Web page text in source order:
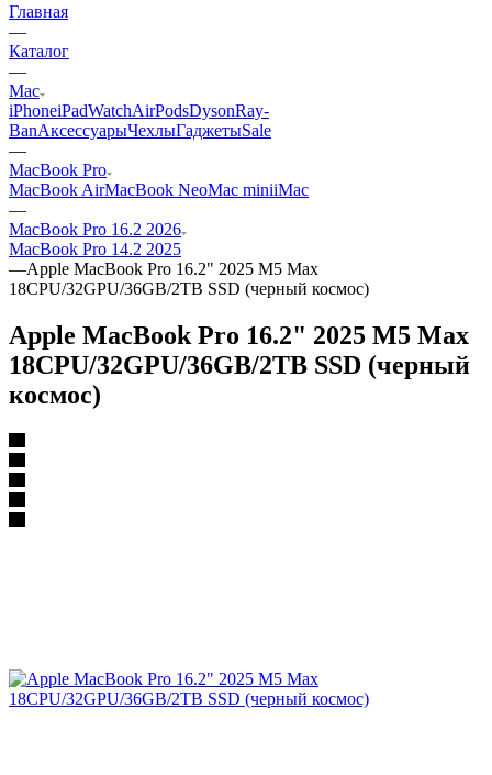
Главная
—
Каталог
—
Mac
iPhoneiPadWatchAirPodsDysonRay-
BanАксессуарыЧехлыГаджетыSale
—
MacBook Pro
MacBook AirMacBook NeoMac miniiMac
—
MacBook Pro 16.2 2026
MacBook Pro 14.2 2025
—Apple MacBook Pro 16.2" 2025 M5 Max
18CPU/32GPU/36GB/2TB SSD (черный космос)
Apple MacBook Pro 16.2" 2025 M5 Max
18CPU/32GPU/36GB/2TB SSD (черный
космос)